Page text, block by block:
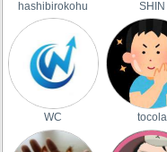
hashibirokohu SHIN
WC tocola